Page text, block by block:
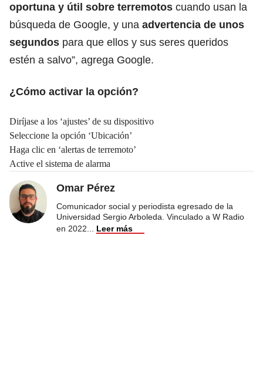
oportuna y útil sobre terremotos cuando usan la
búsqueda de Google, y una advertencia de unos
segundos para que ellos y sus seres queridos
estén a salvo”, agrega Google.
¿Cómo activar la opción?
Diríjase a los ‘ajustes’ de su dispositivo
Seleccione la opción ‘Ubicación’
Haga clic en ‘alertas de terremoto’
Active el sistema de alarma
Omar Pérez
Comunicador social y periodista egresado de la
Universidad Sergio Arboleda. Vinculado a W Radio
en 2022
Leer más